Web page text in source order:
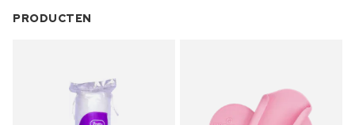
PRODUCTEN